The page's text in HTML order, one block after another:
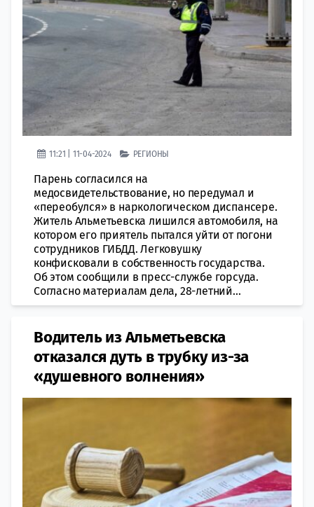
11:21 | 11-04-2024 РЕГИОНЫ
Парень согласился на
медосвидетельствование, но передумал и
«переобулся» в наркологическом диспансере.
Житель Альметьевска лишился автомобиля, на
котором его приятель пытался уйти от погони
сотрудников ГИБДД. Легковушку
конфисковали в собственность государства.
Об этом сообщили в пресс-службе горсуда.
Согласно материалам дела, 28-летний...
Водитель из Альметьевска
отказался дуть в трубку из-за
«душевного волнения»